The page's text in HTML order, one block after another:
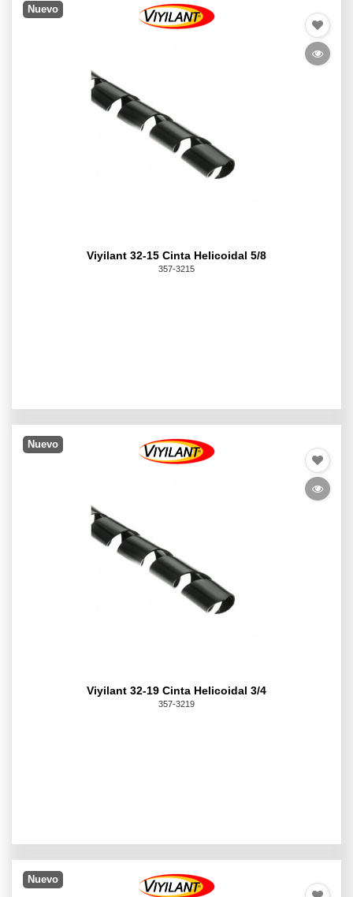
Nuevo
Viyilant 32-15 Cinta Helicoidal 5/8
357-3215
Nuevo
Viyilant 32-19 Cinta Helicoidal 3/4
357-3219
Nuevo